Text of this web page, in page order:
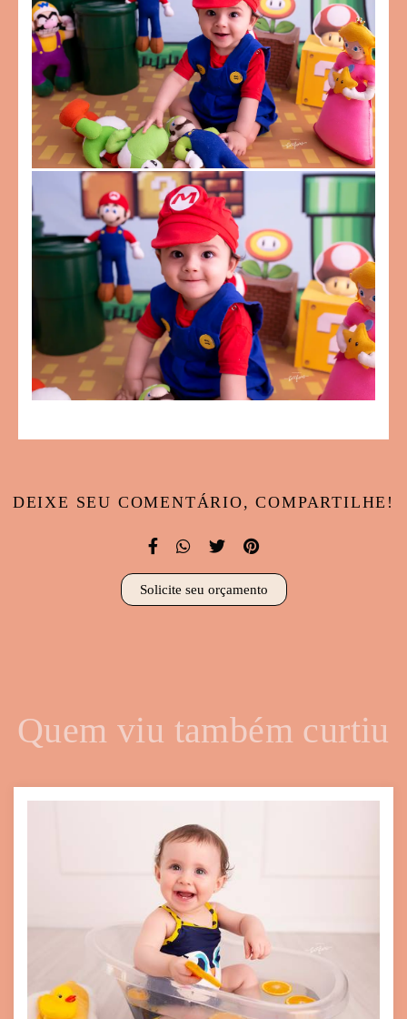
DEIXE SEU COMENTÁRIO, COMPARTILHE!
Solicite seu orçamento
Quem viu também curtiu